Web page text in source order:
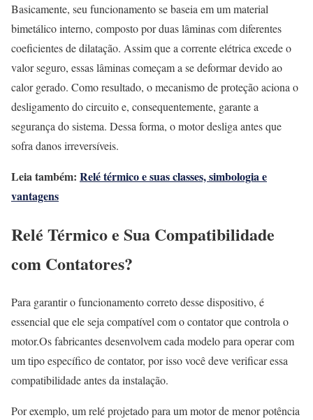
Basicamente, seu funcionamento se baseia em um material
bimetálico interno, composto por duas lâminas com diferentes
coeficientes de dilatação. Assim que a corrente elétrica excede o
valor seguro, essas lâminas começam a se deformar devido ao
calor gerado. Como resultado, o mecanismo de proteção aciona o
desligamento do circuito e, consequentemente, garante a
segurança do sistema. Dessa forma, o motor desliga antes que
sofra danos irreversíveis.
Leia também: Relé térmico e suas classes, simbologia e
vantagens
Relé Térmico e Sua Compatibilidade
com Contatores?
Para garantir o funcionamento correto desse dispositivo, é
essencial que ele seja compatível com o contator que controla o
motor.Os fabricantes desenvolvem cada modelo para operar com
um tipo específico de contator, por isso você deve verificar essa
compatibilidade antes da instalação.
Por exemplo, um relé projetado para um motor de menor potência